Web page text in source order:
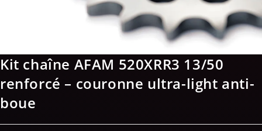
Kit chaîne AFAM 520XRR3 13/50
renforcé – couronne ultra-light anti-
boue